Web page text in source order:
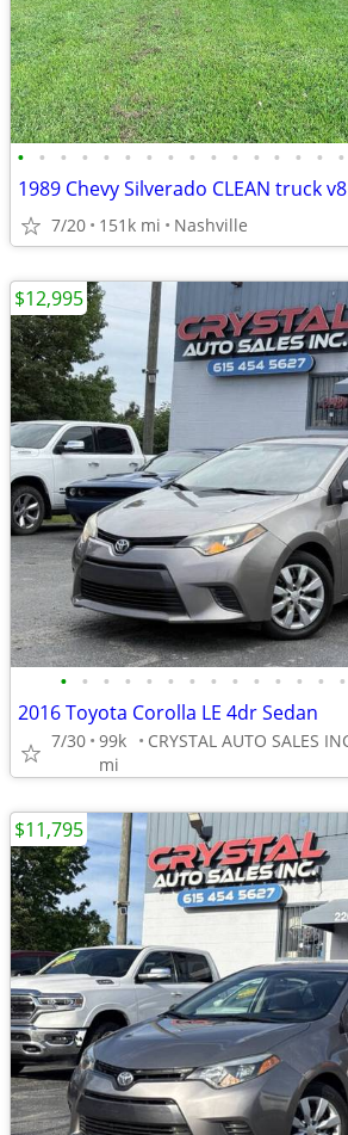
• • • • • • • • • • • • • • • •
1989 Chevy Silverado CLEAN truck v8
7/20 151k mi Nashville
• • • • • • • • • • • • • •
2016 Toyota Corolla LE 4dr Sedan
7/30 99k
mi
$12,995
$11,795